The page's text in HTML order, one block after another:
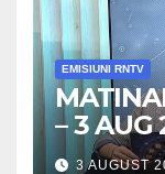
EMISIUNI RNTV
– 3 AUG
3 AUGUST